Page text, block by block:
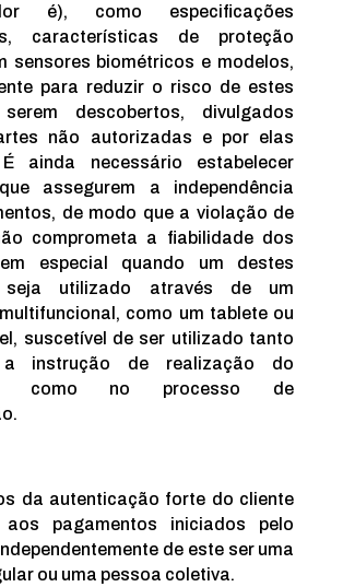
é), como especificações
características de proteção
sensores biométricos e modelos,
para reduzir o risco de estes
serem descobertos, divulgados
não autorizadas e por elas
ainda necessário estabelecer
assegurem a independência
de modo que a violação de
comprometa a fiabilidade dos
especial quando um destes
seja utilizado através de um
como um tablete ou
suscetível de ser utilizado tanto
instrução de realização do
como no processo de
da autenticação forte do cliente
aos pagamentos iniciados pelo
de este ser uma
ou uma pessoa coletiva.